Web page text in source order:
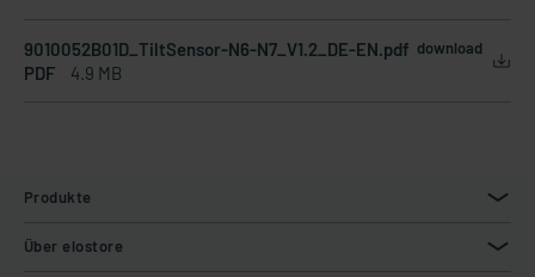
9010052B01D_TiltSensor-N6-N7_V1.2_DE-EN.pdf
PDF
4.9 MB
download
Produkte
Über elostore